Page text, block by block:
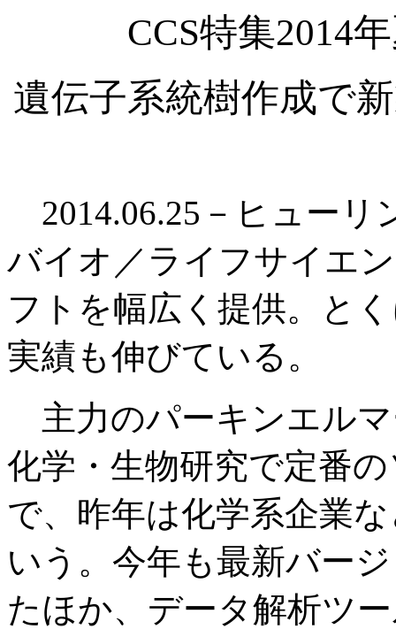
CCS特集2014
遺伝子系統樹作成で
2014.06.25－ヒューリ
バイオ／ライフサイエ
フトを幅広く提供。と
実績も伸びている。
主力のパーキンエルマ
化学・生物研究で定番
で、昨年は化学系企業
いう。今年も最新バー
たほか、データ解析ツ